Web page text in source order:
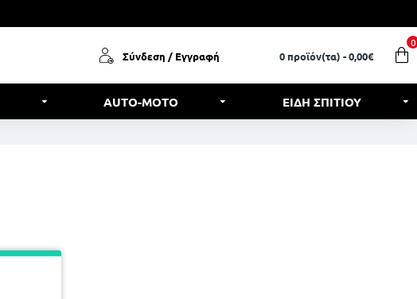
Σύνδεση / Εγγραφή 0 προϊόν(τα) - 0,00€
0
AUTO-MOTO ΕΙΔΗ ΣΠΙΤΙΟΥ